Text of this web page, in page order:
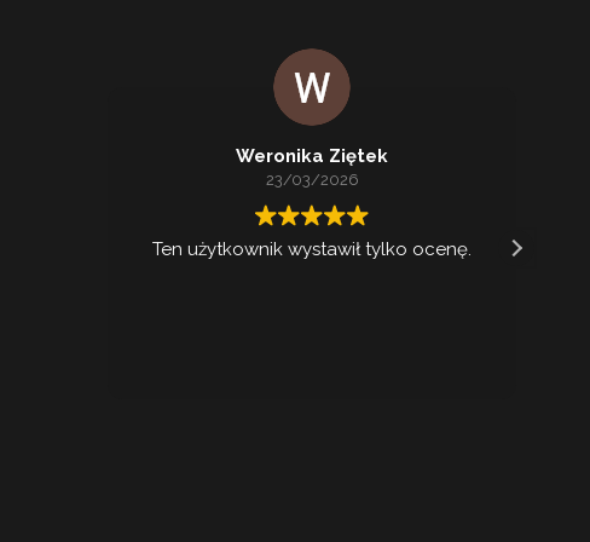
Weronika Ziętek
23/03/2026
Ten użytkownik wystawił tylko ocenę.